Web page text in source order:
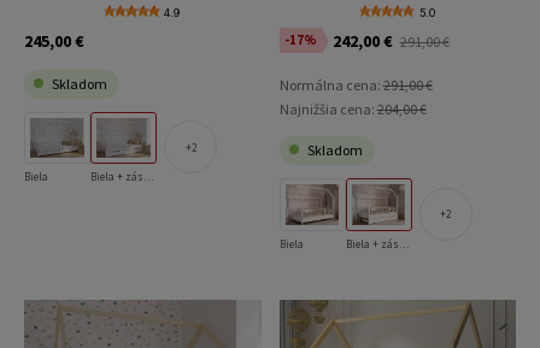
4.9
245,00 €
Skladom
Biela Biela + zásuvka
2
5.0
-17% 242,00 € 291,00 €
Normálna cena:291,00 €
Najnižšia cena:204,00 €
Skladom
Biela
2